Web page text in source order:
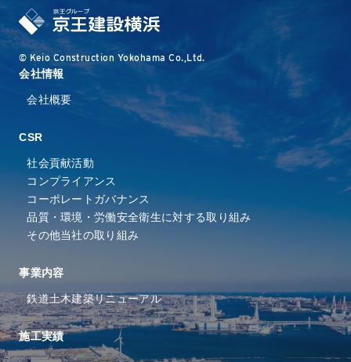
© Keio Construction Yokohama Co.,Ltd.
会社情報
会社概要
CSR
社会貢献活動
コンプライアンス
コーポレートガバナンス
品質・環境・労働安全衛⽣に対する取り組み
その他当社の取り組み
事業内容
鉄道土木建築リニューアル
施工実績